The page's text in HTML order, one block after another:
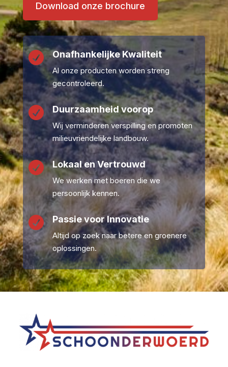
Download onze brochure
 Onafhankelijke Kwaliteit
Al onze producten worden streng
gecontroleerd.
 Duurzaamheid voorop
Wij verminderen verspilling en promoten
milieuvriendelijke landbouw.
 Lokaal en Vertrouwd
We werken met boeren die we
persoonlijk kennen.
 Passie voor Innovatie
Altijd op zoek naar betere en groenere
oplossingen.